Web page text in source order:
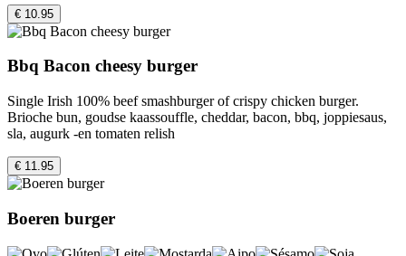
€ 10.95
Bbq Bacon cheesy burger
Single Irish 100% beef smashburger of crispy chicken burger.
Brioche bun, goudse kaassouffle, cheddar, bacon, bbq, joppiesaus,
sla, augurk -en tomaten relish
€ 11.95
Boeren burger